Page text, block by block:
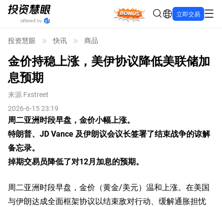
Bonus 立即交易
投资慧眼 快讯 商品
金价持稳上涨，美伊协议降低美联储加
息预期
来源 Fxstreet
2026-6-15 23:19
周二亚洲时段早盘，金价小幅上涨。
特朗普、JD Vance 及伊朗议会议长签署了结束战争的谅解
备忘录。
掉期交易员降低了对12月加息的预期。
周二亚洲时段早盘，金价（黄金/美元）温和上涨。在美国
与伊朗达成全面框架协议以结束敌对行动、缓解通胀担忧